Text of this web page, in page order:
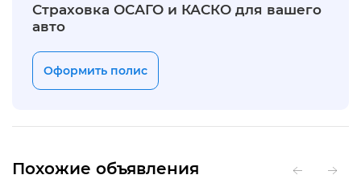
Страховка ОСАГО и КАСКО для вашего
авто
Оформить полис
Похожие объявления